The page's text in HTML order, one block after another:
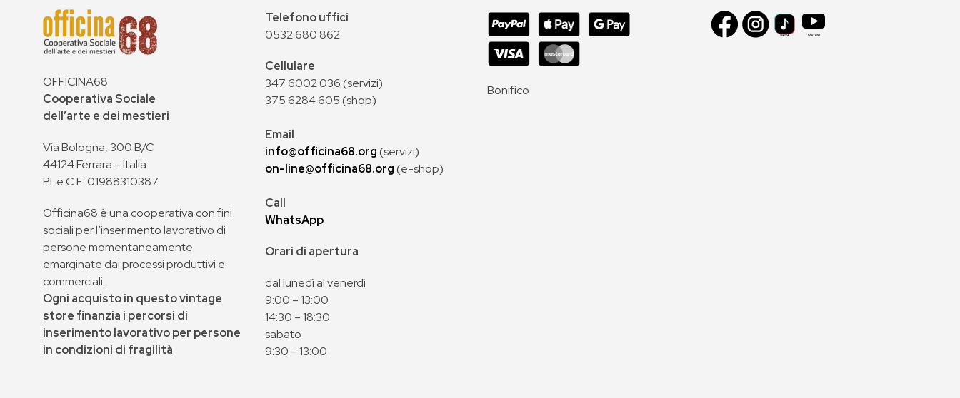
OFFICINA68
Cooperativa Sociale
dell’arte e dei mestieri
Via Bologna, 300 B/C
44124 Ferrara – Italia
P.I. e C.F.: 01988310387
Officina68 è una cooperativa con fini
sociali per l’inserimento lavorativo di
persone momentaneamente
emarginate dai processi produttivi e
commerciali.
Ogni acquisto in questo vintage
store finanzia i percorsi di
inserimento lavorativo per persone
in condizioni di fragilità
Telefono uffici
0532 680 862
Cellulare
347 6002 036 (servizi)
375 6284 605 (shop)
Email
info@officina68.org(servizi)
on-line@officina68.org(e-shop)
Call
WhatsApp
Orari di apertura
dal lunedì al venerdì
9:00 – 13:00
14:30 – 18:30
sabato
9:30 – 13:00
Bonifico